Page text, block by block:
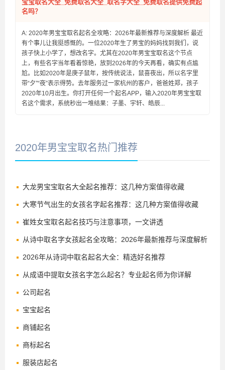
宝宝取名大全_免费取名大全_取名字大全_免费取名提供免费起
名吗？
A: 2020年男宝宝取名起名全攻略：2026年最新推荐与深度解析 最近
有个事儿让我挺感慨的。一位2020年生了男宝的妈妈找到我们，说
孩子快上小学了，想改名字。尤其在2020年男宝宝取名这个节点
上，有些名字当年看着惊艳，放到2026年的今天再看，确实有点尴
尬。比如2020年是庚子鼠年，按传统说法，鼠喜夜出，所以名字里
带“夕”“夜”表示得势。去年服务过一家杭州的客户，爸爸姓郑，孩子
2020年10月出生。你打开任何一个起名APP，输入2020年男宝宝取
名这个需求，系统秒出一堆结果：子墨、宇轩、皓辰...
2020年男宝宝取名热门推荐
大龙男宝宝取名大全起名推荐：这几种方案值得收藏
大寒节气出生的女孩名字起名推荐：这几种方案值得收藏
崔姓女宝取名起名技巧与注意事项，一文讲透
从诗中取名字女孩起名全攻略：2026年最新推荐与深度解析
2026年从诗词中取名起名大全：精选好名推荐
从成语中提取女孩名字怎么起名？专业起名师为你详解
公司起名
宝宝起名
商铺起名
商标起名
服装店起名